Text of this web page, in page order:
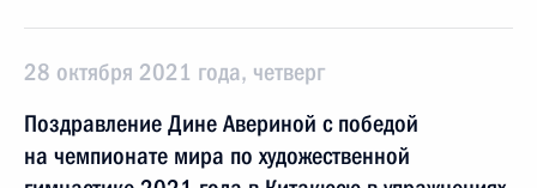
28 октября 2021 года, четверг
Поздравление Дине Авериной с победой
на чемпионате мира по художественной